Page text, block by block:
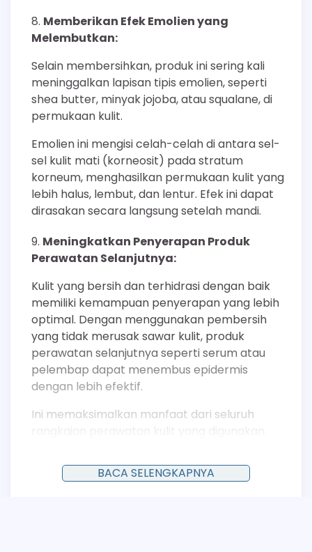
Memberikan Efek Emolien yang
Melembutkan:
Selain membersihkan, produk ini sering kali
meninggalkan lapisan tipis emolien, seperti
shea butter, minyak jojoba, atau squalane, di
permukaan kulit.
Emolien ini mengisi celah-celah di antara sel-
sel kulit mati (korneosit) pada stratum
korneum, menghasilkan permukaan kulit yang
lebih halus, lembut, dan lentur. Efek ini dapat
dirasakan secara langsung setelah mandi.
Meningkatkan Penyerapan Produk
Perawatan Selanjutnya:
Kulit yang bersih dan terhidrasi dengan baik
memiliki kemampuan penyerapan yang lebih
optimal. Dengan menggunakan pembersih
yang tidak merusak sawar kulit, produk
perawatan selanjutnya seperti serum atau
pelembap dapat menembus epidermis
dengan lebih efektif.
Ini memaksimalkan manfaat dari seluruh
Formula Hipoalergenik untuk
Minimalisasi Reaksi Alergi:
BACA SELENGKAPNYA